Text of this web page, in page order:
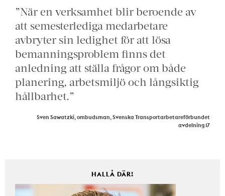
”När en verksamhet blir beroende av
att semesterlediga medarbetare
avbryter sin ledighet för att lösa
bemanningsproblem finns det
anledning att ställa frågor om både
planering, arbetsmiljö och långsiktig
hållbarhet.”
Sven Sawatzki, ombudsman, Svenska Transportarbetareförbundet
avdelning 17
HALLÅ DÄR!